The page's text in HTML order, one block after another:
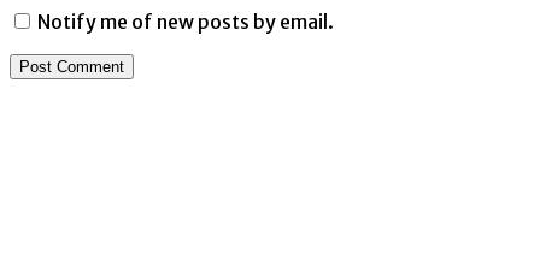
Notify me of new posts by email.